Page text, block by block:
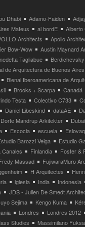
Dhabi Adamo-Faiden
Mateus al bordE
Alberto
Architects
Apollo
Bow-Wow
Austin Maynard
Tagliabue
de Arquitectura de Buenos Aires
Bienal Iberoamericana de
Brooks + Scarpa
Canadá
Testa Colectivo C733
Daniel Libeskind dataAE
Dorte Mandrup Arkitekter
Dubai
Escocia escuela
Barozzi Veiga
Estudio
Canales Finlandia
Foster &
Massad
FujiwaraMuro
H Arquitectes
iglesia India
Indonesia
JDS - Julien De Smedt
Sejima Kengo Kuma
Londres
Londres 2012
Studies
Massimilano